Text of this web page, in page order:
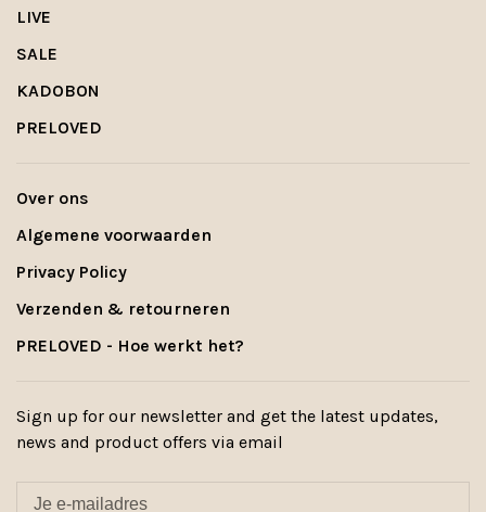
LIVE
SALE
KADOBON
PRELOVED
Over ons
Algemene voorwaarden
Privacy Policy
Verzenden & retourneren
PRELOVED - Hoe werkt het?
Sign up for our newsletter and get the latest updates,
news and product offers via email